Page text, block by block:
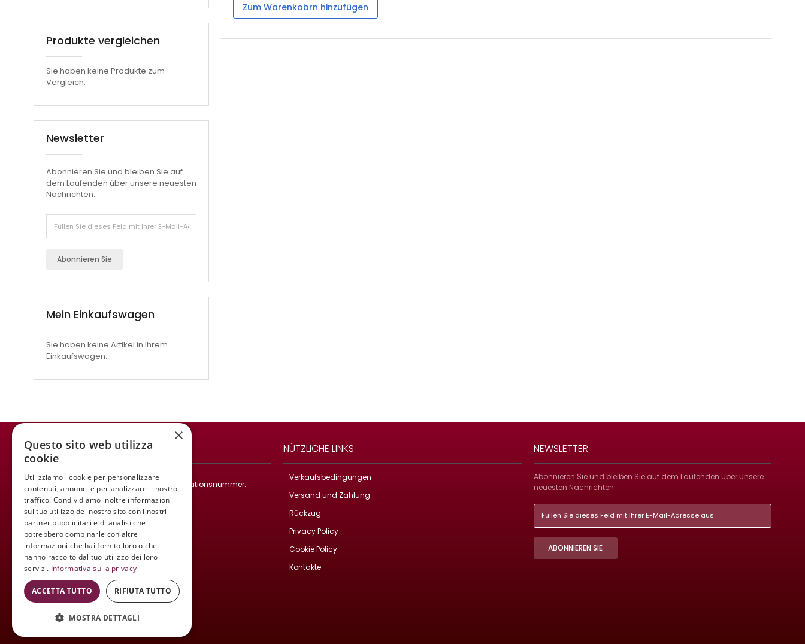
Zum Warenkobrn hinzufügen
Produkte vergleichen
Sie haben keine Produkte zum
Vergleich.
Newsletter
Abonnieren Sie und bleiben Sie auf
dem Laufenden über unsere neuesten
Nachrichten.
Abonnieren Sie
Mein Einkaufswagen
Sie haben keine Artikel in Ihrem
Einkaufswagen.
WINE MEETING ER
© 2021 - All rights reserved.
Steuernummer und Umsatzsteuer-Identifikationsnummer:
02008890382 - REA 218096
Mail:
infowinemeetinger@gmail.com
Tel:
+39 340 413 8251
NÜTZLICHE LINKS
Verkaufsbedingungen
Versand und Zahlung
Rückzug
Privacy Policy
Cookie Policy
Kontakte
NEWSLETTER
Abonnieren Sie und bleiben Sie auf dem Laufenden über unsere
neuesten Nachrichten.
ABONNIEREN SIE
×
Questo sito web utilizza
cookie
Utilizziamo i cookie per personalizzare
contenuti, annunci e per analizzare il nostro
traffico. Condividiamo inoltre informazioni
sul tuo utilizzo del nostro sito con i nostri
partner pubblicitari e di analisi che
potrebbero combinarle con altre
informazioni che hai fornito loro o che
hanno raccolto dal tuo utilizzo dei loro
servizi. Informativa sulla privacy
ACCETTA TUTTO RIFIUTA TUTTO
MOSTRA DETTAGLI